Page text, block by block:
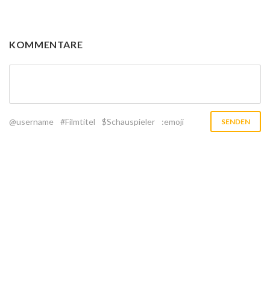
KOMMENTARE
@username #Filmtitel $Schauspieler :emoji